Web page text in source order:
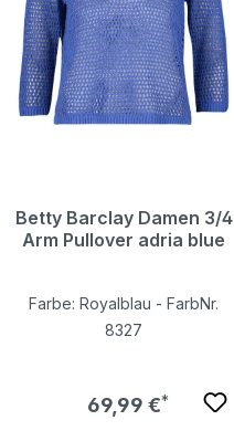
Betty Barclay Damen 3/4
Arm Pullover adria blue
Farbe: Royalblau - FarbNr.
8327
Regulärer Preis:
69,99 €